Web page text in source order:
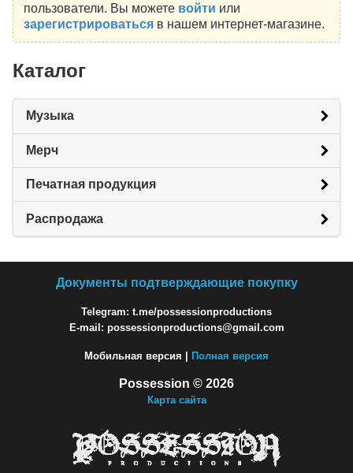
пользователи. Вы можете войти или
зарегистрироватьсяв нашем интернет-магазине.
Каталог
Музыка
Мерч
Печатная продукция
Распродажа
Документы подтверждающие покупку
Telegram: t.me/possessionproductions
E-mail: possessionproductions@gmail.com
Мобильная версия | Полная версия
Possession © 2026
Карта сайта